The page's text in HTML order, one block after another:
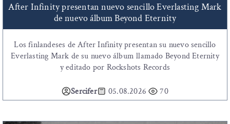
After Infinity presentan nuevo sencillo Everlasting Mark
de nuevo álbum Beyond Eternity
Los finlandeses de After Infinity presentan su nuevo sencillo
Everlasting Mark de su nuevo álbum llamado Beyond Eternity
y editado por Rockshots Records
Sercifer 05.08.2026 70